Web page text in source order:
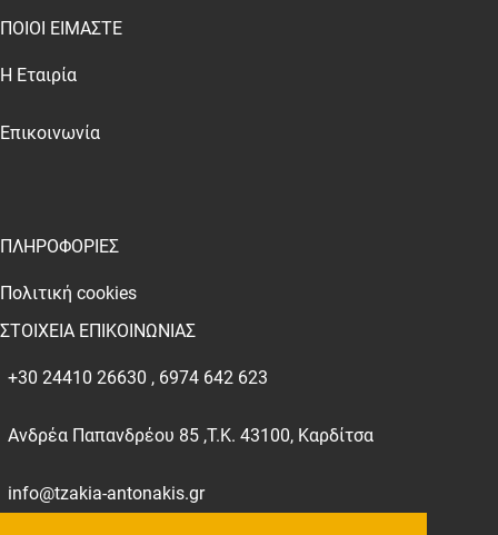
ΠΟΙΟΙ ΕΙΜΑΣΤΕ
Η Εταιρία
Επικοινωνία
ΠΛΗΡΟΦΟΡΙΕΣ
Πολιτική cookies
ΣΤΟΙΧΕΙΑ ΕΠΙΚΟΙΝΩΝΙΑΣ
+30 24410 26630 , 6974 642 623
Ανδρέα Παπανδρέου 85 ,Τ.Κ. 43100, Καρδίτσα
info@tzakia-antonakis.gr